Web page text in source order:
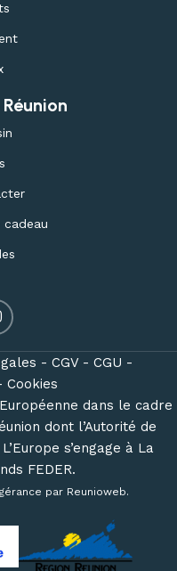
- CGV - CGU -
Cookies
dans le cadre
dont l’Autorité de
s’engage à La
FEDER.
par Reunioweb.